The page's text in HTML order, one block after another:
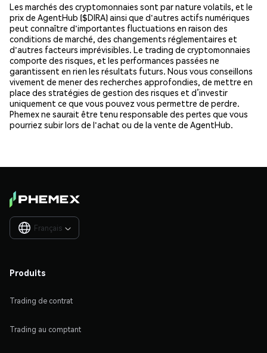
Les marchés des cryptomonnaies sont par nature volatils, et le
prix de AgentHub ($DIRA) ainsi que d'autres actifs numériques
peut connaître d'importantes fluctuations en raison des
conditions de marché, des changements réglementaires et
d'autres facteurs imprévisibles. Le trading de cryptomonnaies
comporte des risques, et les performances passées ne
garantissent en rien les résultats futurs. Nous vous conseillons
vivement de mener des recherches approfondies, de mettre en
place des stratégies de gestion des risques et d’investir
uniquement ce que vous pouvez vous permettre de perdre.
Phemex ne saurait être tenu responsable des pertes que vous
pourriez subir lors de l'achat ou de la vente de AgentHub.
Français 
Produits
Trading de contrat
Trading au comptant